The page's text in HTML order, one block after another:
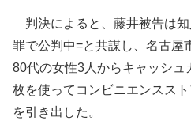
判決によると、藤井被告は知
罪で公判中=と共謀し、名古屋
80代の女性3人からキャッシ
枚を使ってコンビニエンスス
を引き出した。